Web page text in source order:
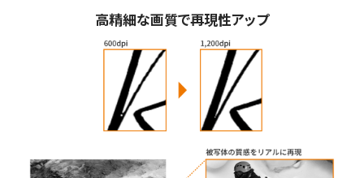
高精細な画質で再現性アップ